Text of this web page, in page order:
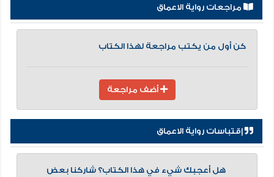
مراجعات رواية الاعماق
كن أول من يكتب مراجعة لهذا الكتاب
أضف مراجعة
إقتباسات رواية الاعماق
هل أعجبك شيء في هذا الكتاب؟ شاركنا بعض